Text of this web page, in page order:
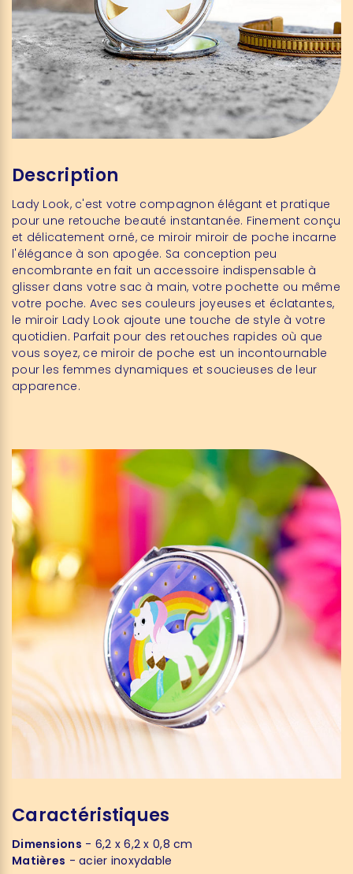
Description
Lady Look, c'est votre compagnon élégant et pratique
pour une retouche beauté instantanée. Finement conçu
et délicatement orné, ce miroir miroir de poche incarne
l'élégance à son apogée. Sa conception peu
encombrante en fait un accessoire indispensable à
glisser dans votre sac à main, votre pochette ou même
votre poche. Avec ses couleurs joyeuses et éclatantes,
le miroir Lady Look ajoute une touche de style à votre
quotidien. Parfait pour des retouches rapides où que
vous soyez, ce miroir de poche est un incontournable
pour les femmes dynamiques et soucieuses de leur
apparence.
Caractéristiques
Dimensions - 6,2 x 6,2 x 0,8 cm
Matières - acier inoxydable